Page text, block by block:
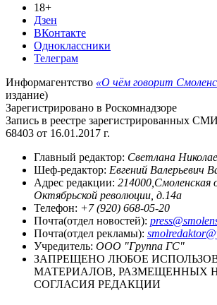
18+
Дзен
ВКонтакте
Одноклассники
Телеграм
Информагентство «О чём говорит
издание)
Зарегистрировано в Роскомнадзоре
Запись в реестре зарегистрированных
68403 от 16.01.2017 г.
Главный редактор: Светлана
Шеф-редактор: Евгений Валерьевич
Адрес редакции: 214000,Смоленская
Октябрьской революции, д.14а
Телефон: +7 (920) 668-05-20
Почта(отдел новостей):
Почта(отдел рекламы):
Учредитель: ООО "Группа ГС"
ЗАПРЕЩЕНО ЛЮБОЕ
МАТЕРИАЛОВ, РАЗМЕЩЕННЫХ
СОГЛАСИЯ РЕДАКЦИИ